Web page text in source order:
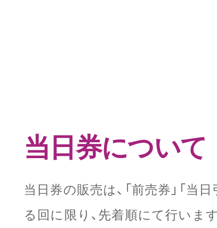
当日券について
当日券の販売は、「前売券」「当
る回に限り、先着順にて行いま